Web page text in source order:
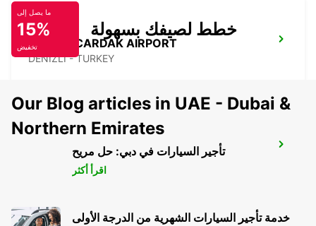
DENIZLI CARDAK AIRPORT
DENIZLI - TURKEY
FETHIYE
FETHIYE - TURKEY
ما يصل إلى
15%
تخفيض
خطط لصيفك بسهولة
Our Blog articles in UAE - Dubai &
Northern Emirates
تأجير السيارات في دبي: حل مريح
اقرأ أكثر
خدمة تأجير السيارات الشهرية من الدرجة الأولى